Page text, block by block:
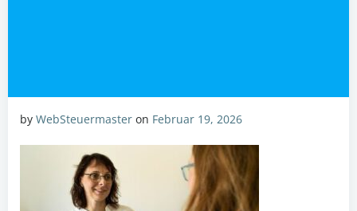
by WebSteuermaster on Februar 19, 2026